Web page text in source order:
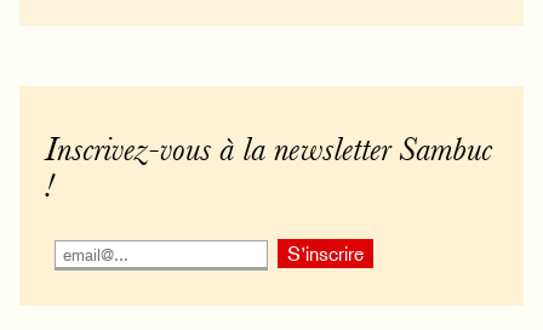
Inscrivez-vous à la newsletter Sambuc
!